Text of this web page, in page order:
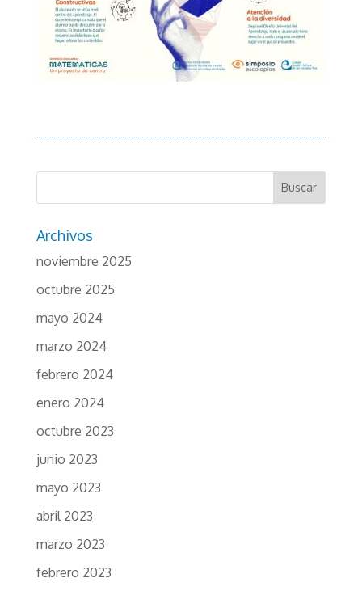
Archivos
noviembre 2025
octubre 2025
mayo 2024
marzo 2024
febrero 2024
enero 2024
octubre 2023
junio 2023
mayo 2023
abril 2023
marzo 2023
febrero 2023